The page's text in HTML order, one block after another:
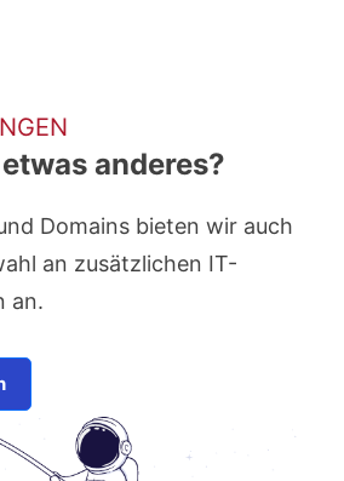
anderes?
Domains bieten wir auch
an zusätzlichen IT-
an.